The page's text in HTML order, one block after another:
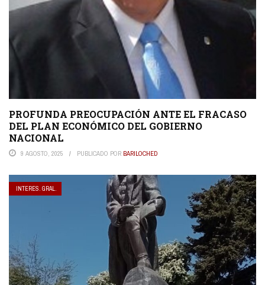
PROFUNDA PREOCUPACIÓN ANTE EL FRACASO
DEL PLAN ECONÓMICO DEL GOBIERNO
NACIONAL
9 AGOSTO, 2025 PUBLICADO POR BARILOCHED
INTERES. GRAL.